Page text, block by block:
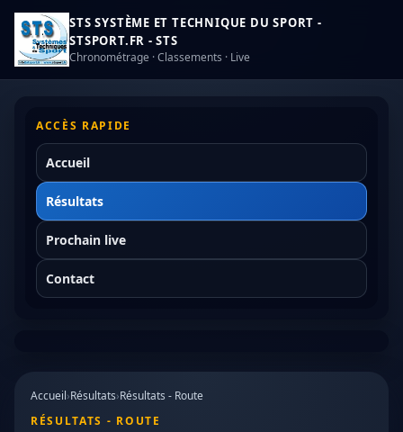
STS SYSTÈME ET TECHNIQUE DU SPORT -
STSPORT.FR - STS
Chronométrage · Classements · Live
ACCÈS RAPIDE
Accueil
Résultats
Prochain live
Contact
Accueil›Résultats›Résultats - Route
RÉSULTATS - ROUTE